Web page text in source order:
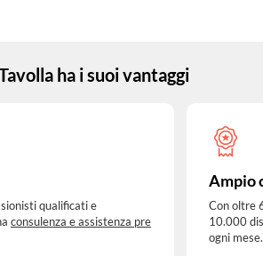
ha i suoi vantaggi
qualificati e
consulenza e assistenza pre
Ampio
Con oltre
10.000
ogni mese.